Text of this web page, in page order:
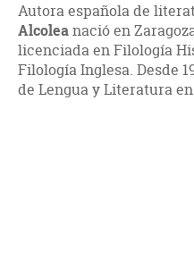
Autora española de
Alcoleanació en
licenciada en Filología
Filología Inglesa. Desde
de Lengua y Literatura